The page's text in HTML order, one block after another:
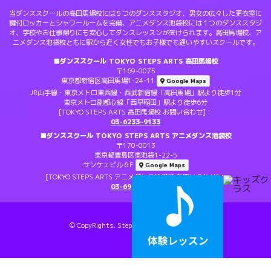
当ダンススクールの高田馬場校には５つのダンススタジオ、男女の広々した更衣室に
鍵付ロッカーとシャワールームを完備、アニメダンス池袋校には１つのダンススタジ
オ、学校やお仕事帰りにも安心してダンスレッスンが受けられます。高田馬場校、ア
ニメダンス池袋校ともに駅から近く女性でもお子様でも通いやすいスクールです。
■ダンススクール TOKYO STEPS ARTS 高田馬場校
〒169-0075
東京都新宿区高田馬場1-24-11
Google Maps
JR山手線・東京メトロ東西線・西武新宿線「高田馬場」駅より徒歩1分
東京メトロ副都心線「西早稲田」駅より徒歩6分
[TOKYO STEPS ARTS 高田馬場校 お問い合わせ]：
03-6233-9133
■ダンススクール TOKYO STEPS ARTS アニメダンス池袋校
〒170-0013
東京都豊島区東池袋1-22-5
サンケェビル６F
Google Maps
[TOKYO STEPS ARTS アニメダンス池袋校 お問い合わせ]：
03-6903-1767
© CopyRights. Steps All Rights Reserved.